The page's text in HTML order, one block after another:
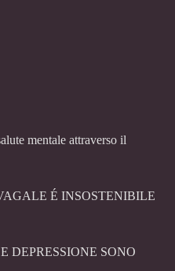
mentale attraverso il
É INSOSTENIBILE
DEPRESSIONE SONO